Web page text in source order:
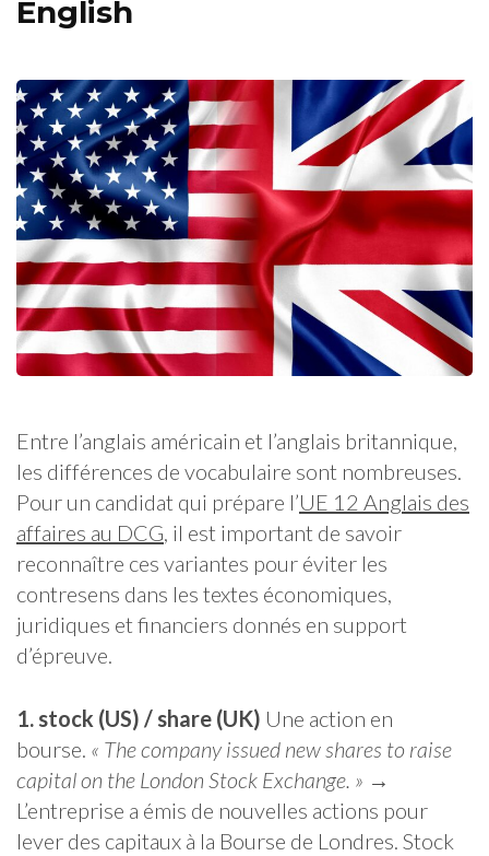
English
Entre l’anglais américain et l’anglais britannique,
les différences de vocabulaire sont nombreuses.
Pour un candidat qui prépare l’UE 12 Anglais des
affaires au DCG, il est important de savoir
reconnaître ces variantes pour éviter les
contresens dans les textes économiques,
juridiques et financiers donnés en support
d’épreuve.
1. stock (US) / share (UK) Une action en
bourse. « The company issued new shares to raise
capital on the London Stock Exchange. » →
L’entreprise a émis de nouvelles actions pour
lever des capitaux à la Bourse de Londres. Stock